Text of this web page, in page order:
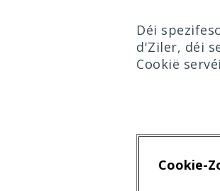
Déi
d'Ziler, déi
Cookië
Cookie-